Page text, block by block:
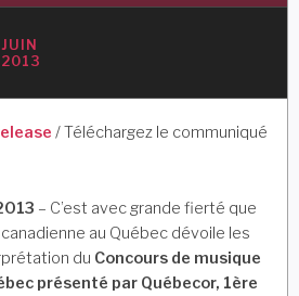
JUIN
2013
/ Téléchargez le communiqué
– C’est avec grande fierté que
au Québec dévoile les
du Concours de musique
présenté par Québecor, 1ère